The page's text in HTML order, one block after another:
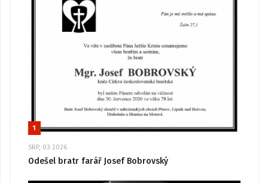
1
SRP, 03 2026
Odešel bratr farář Josef Bobrovský